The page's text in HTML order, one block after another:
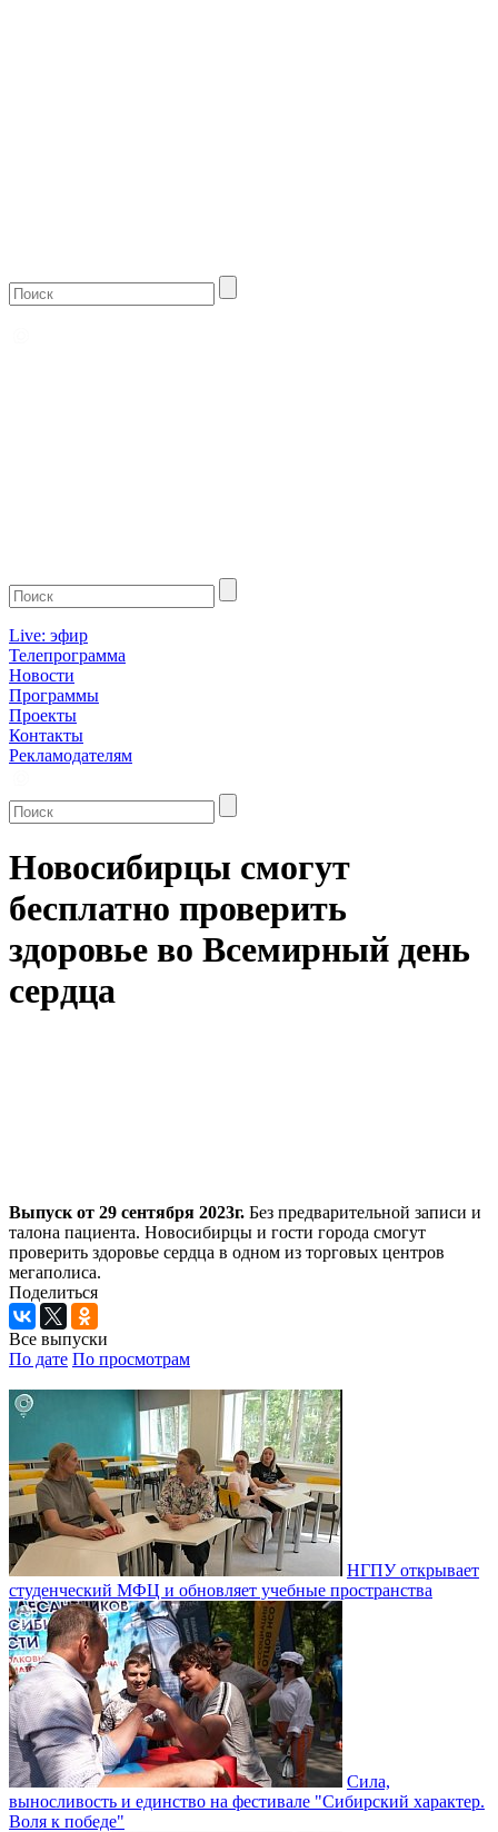
Live: эфир
Телепрограмма
Новости
Программы
Проекты
Контакты
Рекламодателям
Новосибирцы смогут
бесплатно проверить
здоровье во Всемирный день
сердца
Выпуск от 29 сентября 2023г. Без предварительной записи и
талона пациента. Новосибирцы и гости города смогут
проверить здоровье сердца в одном из торговых центров
мегаполиса.
Поделиться
Все выпуски
По дате По просмотрам
НГПУ открывает
студенческий МФЦ и обновляет учебные пространства
Сила,
выносливость и единство на фестивале "Сибирский характер.
Воля к победе"